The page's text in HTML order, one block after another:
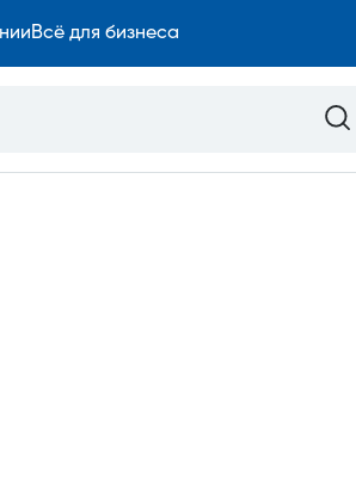
Всё для бизнеса